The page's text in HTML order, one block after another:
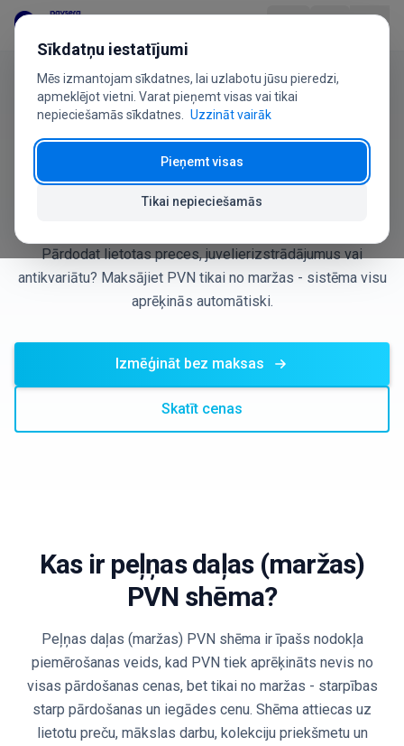
Pāriet uz saturu
Produkts
Nozarēm
Cenas
BUJ
Lietotāja ceļvedis
Par mums
+370 5 207 1558
Atbilst Lietuvas PVN likuma 106.–110. panta prasībām
Peļņas daļas (maržas) PVN
shēma ar Paysera POS
Pārdodat lietotas preces, juvelierizstrādājumus vai
antikvariātu? Maksājiet PVN tikai no maržas - sistēma visu
aprēķinās automātiski.
Izmēģināt bez maksas
Skatīt cenas
Kas ir peļņas daļas (maržas)
PVN shēma?
Peļņas daļas (maržas) PVN shēma ir īpašs nodokļa
piemērošanas veids, kad PVN tiek aprēķināts nevis no
visas pārdošanas cenas, bet tikai no maržas - starpības
starp pārdošanas un iegādes cenu. Shēma attiecas uz
lietotu preču, mākslas darbu, kolekciju priekšmetu un
Sīkdatņu iestatījumi
Mēs izmantojam sīkdatnes, lai uzlabotu jūsu pieredzi,
apmeklējot vietni. Varat pieņemt visas vai tikai
nepieciešamās sīkdatnes.
Uzzināt vairāk
Tikai nepieciešamās
Pieņemt visas